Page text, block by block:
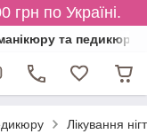
грн по Україні.
та педикюру
Лікування